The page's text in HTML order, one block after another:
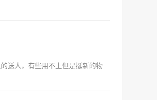
送人，有些用不上但是挺新的物